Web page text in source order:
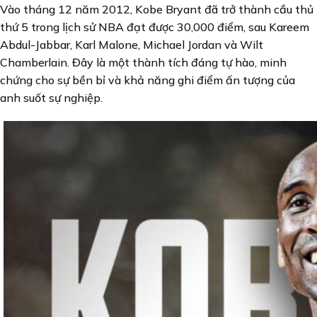
Vào tháng 12 năm 2012, Kobe Bryant đã trở thành cầu thủ
thứ 5 trong lịch sử NBA đạt được 30,000 điểm, sau Kareem
Abdul-Jabbar, Karl Malone, Michael Jordan và Wilt
Chamberlain. Đây là một thành tích đáng tự hào, minh
chứng cho sự bền bỉ và khả năng ghi điểm ấn tượng của
anh suốt sự nghiệp.